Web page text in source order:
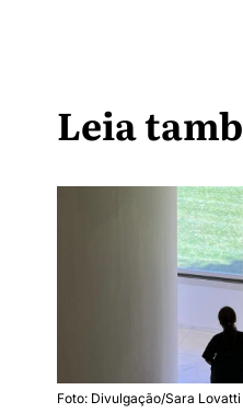
Leia
Foto: Divulgação/Sara Lovatti